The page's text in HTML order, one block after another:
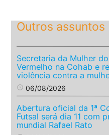
Outros assuntos
Secretaria da Mulher
Vermelho na Cohab e
violência contra a
access_time 06/08/2026
Abertura oficial da 1ª
Futsal será dia 11 com
mundial Rafael Rato